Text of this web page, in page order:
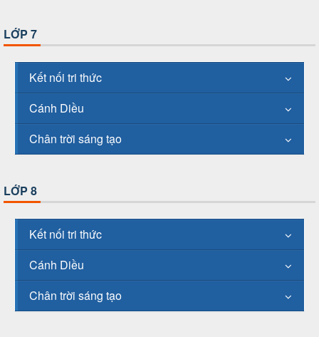
LỚP 7
Kết nối tri thức
Cánh Diều
Chân trời sáng tạo
LỚP 8
Kết nối tri thức
Cánh Diều
Chân trời sáng tạo